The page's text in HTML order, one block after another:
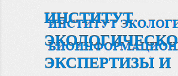
ИНСТИТУТ
ЭКСПЕРТИЗЫ И